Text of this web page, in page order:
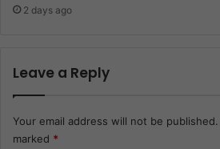
2 days ago
Leave a Reply
Your email address will not be published.
marked *